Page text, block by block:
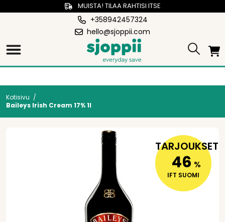
MUISTA! TILAA RAHTISI ITSE
+358942457324
hello@sjoppii.com
Kotisivu /
Baileys Irish Cream 17% 1l
TARJOUKSET
46 %
IFT SUOMI